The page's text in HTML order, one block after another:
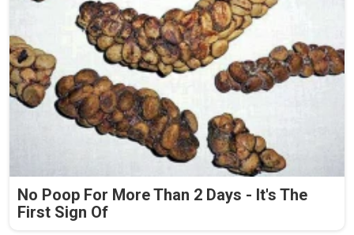
No Poop For More Than 2 Days - It's The
First Sign Of